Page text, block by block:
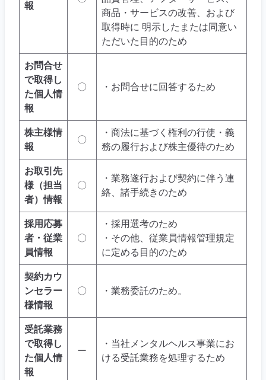
報
商品・サービスの改善、および
取得時に 明示したまたは同意い
ただいた目的のため
お問合せ
で取得し
た個人情
報
〇 ・お問合せに回答するため
株主様情
報
〇
・商法に基づく権利の行使・義
務の履行および株主優待のため
お取引先
様（担当
者）情報
〇
・業務遂行および契約に伴う連
絡、諸手続きのため
採用応募
者・従業
員情報
〇
・採用選考のため
・その他、従業員情報管理規定
に定める目的のため
契約カウ
ンセラー
様情報
〇 ・業務委託のため。
受託業務
で取得し
た個人情
報
ー
・当社メンタルヘルス事業にお
ける受託業務を処理するため